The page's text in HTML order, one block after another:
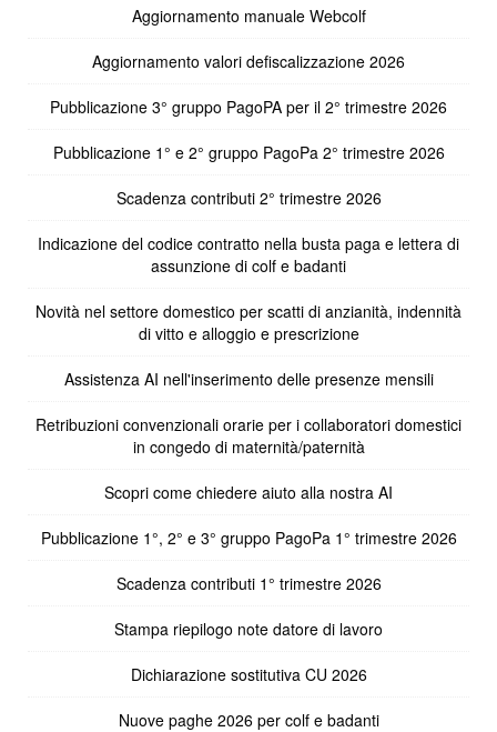
Aggiornamento manuale Webcolf
Aggiornamento valori defiscalizzazione 2026
Pubblicazione 3° gruppo PagoPA per il 2° trimestre 2026
Pubblicazione 1° e 2° gruppo PagoPa 2° trimestre 2026
Scadenza contributi 2° trimestre 2026
Indicazione del codice contratto nella busta paga e lettera di
assunzione di colf e badanti
Novità nel settore domestico per scatti di anzianità, indennità
di vitto e alloggio e prescrizione
Assistenza AI nell'inserimento delle presenze mensili
Retribuzioni convenzionali orarie per i collaboratori domestici
in congedo di maternità/paternità
Scopri come chiedere aiuto alla nostra AI
Pubblicazione 1°, 2° e 3° gruppo PagoPa 1° trimestre 2026
Scadenza contributi 1° trimestre 2026
Stampa riepilogo note datore di lavoro
Dichiarazione sostitutiva CU 2026
Nuove paghe 2026 per colf e badanti